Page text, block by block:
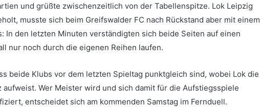
und grüßte zwischenzeitlich von der Tabellenspitze. Lok Leipzig
musste sich beim Greifswalder FC nach Rückstand aber mit einem
In den letzten Minuten verständigten sich beide Seiten auf einen
nur noch durch die eigenen Reihen laufen.
beide Klubs vor dem letzten Spieltag punktgleich sind, wobei Lok die
Wer Meister wird und sich damit für die Aufstiegsspiele
entscheidet sich am kommenden Samstag im Fernduell.